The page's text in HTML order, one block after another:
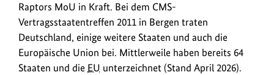
Raptors MoU in Kraft. Bei dem CMS-
Vertragsstaatentreffen 2011 in Bergen traten
Deutschland, einige weitere Staaten und auch die
Europäische Union bei. Mittlerweile haben bereits 64
Staaten und die EU unterzeichnet (Stand April 2026).